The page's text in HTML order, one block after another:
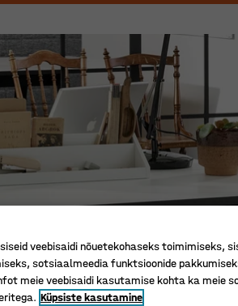
veebisaidi nõuetekohaseks toimimiseks,
sotsiaalmeedia funktsioonide
meie veebisaidi kasutamise kohta ka meie
Küpsiste kasutamine